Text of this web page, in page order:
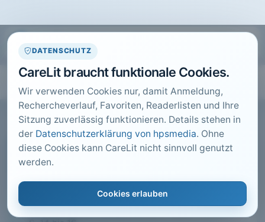
DATENSCHUTZ
CareLit braucht funktionale Cookies.
Wir verwenden Cookies nur, damit Anmeldung,
Rechercheverlauf, Favoriten, Readerlisten und Ihre
Sitzung zuverlässig funktionieren. Details stehen in
der Datenschutzerklärung von hpsmedia. Ohne
diese Cookies kann CareLit nicht sinnvoll genutzt
werden.
Cookies erlauben
CARELIT FACHARTIKEL
Das verletzliche Gesicht der